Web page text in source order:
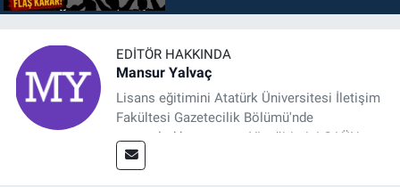
EDITÖR HAKKINDA
Mansur Yalvaç
Lisans eğitimini Atatürk Üniversitesi İletişim
Fakültesi Gazetecilik Bölümü'nde
tamamladıktan sonra, YL eğitimini GAÜN
Sosyal Bilimler Enstitüsü'nde İletişim ve T. D.